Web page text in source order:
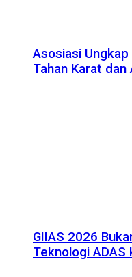
Asosiasi Ungkap
Tahan Karat dan
GIIAS 2026
Teknologi ADAS